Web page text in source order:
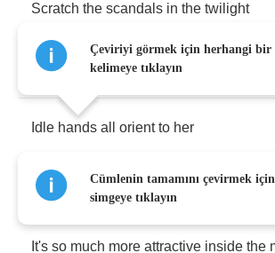
Scratch the scandals in the twilight
Trying shock but instead
Idle hands all orient to her
Pass a magic pillow under head
It's so much more attractive inside the
Çeviriyi görmek için herhangi bir
kelimeye tıklayın
Cümlenin tamamını çevirmek
simgeye tıklayın